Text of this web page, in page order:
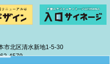
北区清水新地1-5-30
4579